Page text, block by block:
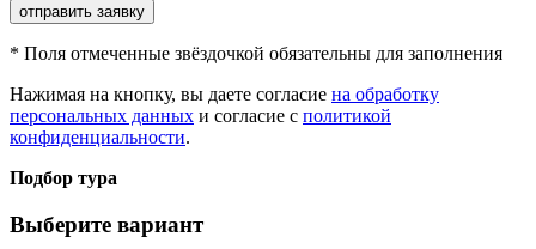
отправить заявку
* Поля отмеченные звёздочкой обязательны для заполнения
Нажимая на кнопку, вы даете согласие на обработку
персональных данных и согласие с политикой
конфиденциальности.
Подбор тура
Выберите вариант